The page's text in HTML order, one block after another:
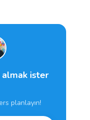
ister
planlayın!